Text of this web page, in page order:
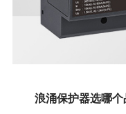
浪涌保护器选哪